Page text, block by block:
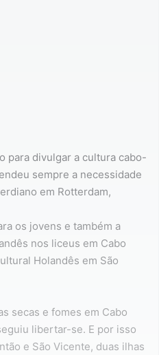
para divulgar a cultura cabo-
sempre a necessidade
em Rotterdam,
os jovens e também a
nos liceus em Cabo
Holandês em São
secas e fomes em Cabo
libertar-se. E por isso
e São Vicente, duas ilhas